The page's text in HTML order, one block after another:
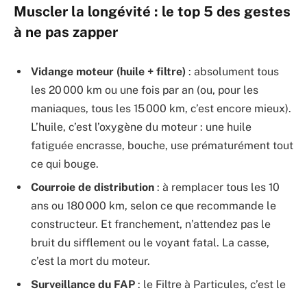
Muscler la longévité : le top 5 des gestes
à ne pas zapper
Vidange moteur (huile + filtre) : absolument tous
les 20 000 km ou une fois par an (ou, pour les
maniaques, tous les 15 000 km, c’est encore mieux).
L’huile, c’est l’oxygène du moteur : une huile
fatiguée encrasse, bouche, use prématurément tout
ce qui bouge.
Courroie de distribution : à remplacer tous les 10
ans ou 180 000 km, selon ce que recommande le
constructeur. Et franchement, n’attendez pas le
bruit du sifflement ou le voyant fatal. La casse,
c’est la mort du moteur.
Surveillance du FAP : le Filtre à Particules, c’est le